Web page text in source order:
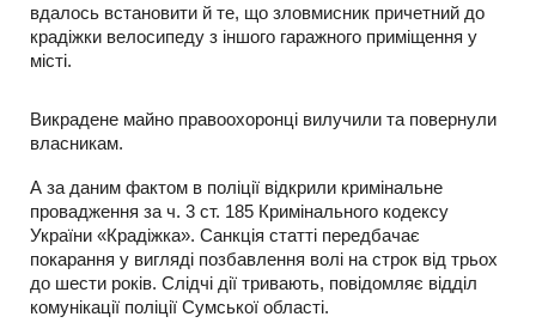
вдалось встановити й те, що зловмисник причетний до
крадіжки велосипеду з іншого гаражного приміщення у
місті.
Викрадене майно правоохоронці вилучили та повернули
власникам.
А за даним фактом в поліції відкрили кримінальне
провадження за ч. 3 ст. 185 Кримінального кодексу
України «Крадіжка». Санкція статті передбачає
покарання у вигляді позбавлення волі на строк від трьох
до шести років. Слідчі дії тривають, повідомляє відділ
комунікації поліції Сумської області.